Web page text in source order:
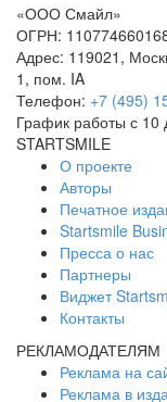
«ООО Смайл»
ОГРН:
Адрес: 119021 ,
1, пом. IA
Телефон: +7 (495)
График работы с
STARTSMILE
О проекте
Авторы
Печатное
Startsmile
Пресса о нас
Партнеры
Виджет
Контакты
РЕКЛАМОДАТЕЛЯМ
Реклама на
Реклама в